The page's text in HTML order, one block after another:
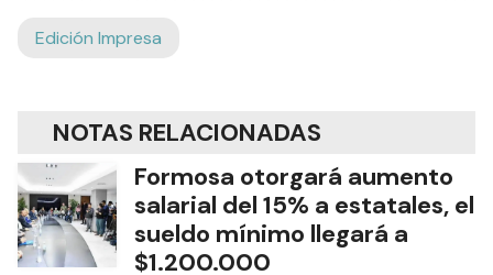
Edición Impresa
NOTAS RELACIONADAS
Formosa otorgará aumento
salarial del 15% a estatales, el
sueldo mínimo llegará a
$1.200.000